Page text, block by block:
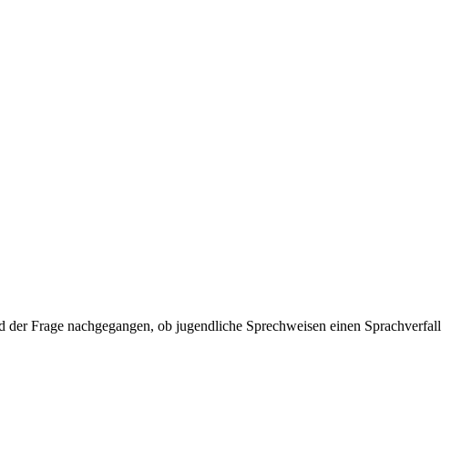
Frage nachgegangen, ob jugendliche Sprechweisen einen Sprachverfall